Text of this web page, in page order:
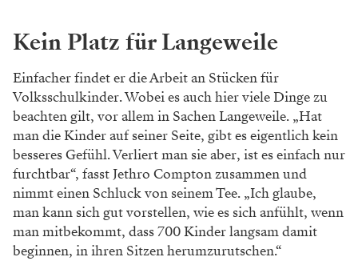
Kein Platz für Langeweile
Einfacher findet er die Arbeit an Stücken für
Volksschulkinder. Wobei es auch hier viele Dinge zu
beachten gilt, vor allem in Sachen Langeweile. „Hat
man die Kinder auf seiner Seite, gibt es eigentlich kein
besseres Gefühl. Verliert man sie aber, ist es einfach nur
furchtbar“, fasst Jethro Compton zusammen und
nimmt einen Schluck von seinem Tee. „Ich glaube,
man kann sich gut vorstellen, wie es sich anfühlt, wenn
man mitbekommt, dass 700 Kinder langsam damit
beginnen, in ihren Sitzen herumzurutschen.“